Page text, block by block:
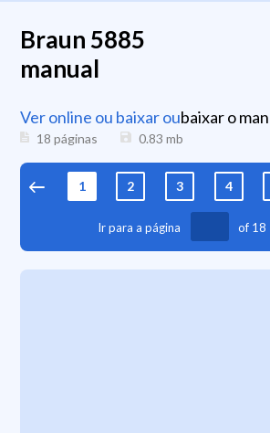
Braun 5885
manual
Ver online ou baixar oubaixar o
18 páginas 0.83 mb
1 2 3 4
Ir para a página of 18